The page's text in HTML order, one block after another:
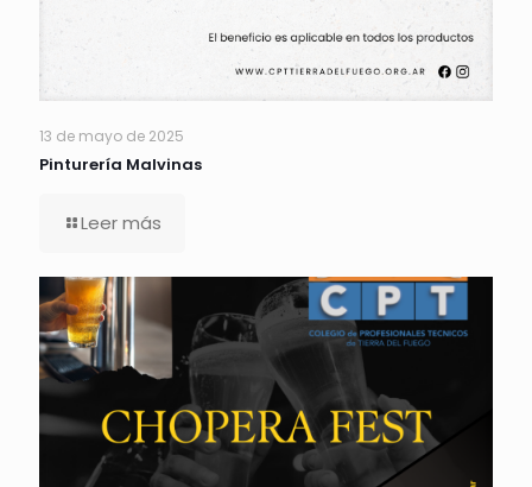
13 de mayo de 2025
Pinturería Malvinas
Leer más